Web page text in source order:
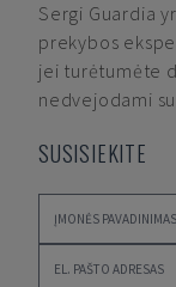
Sergi Guardia
prekybos
jei turėtumėte
nedvejodami
SUSISIEKITE